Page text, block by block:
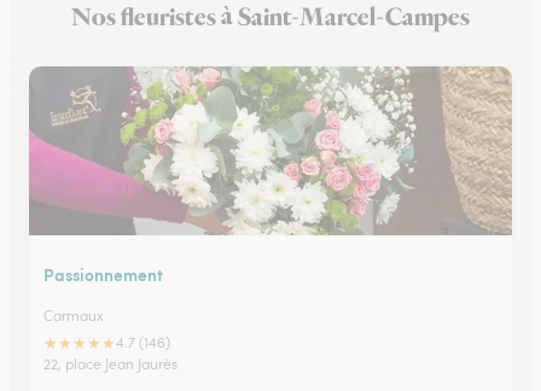
Fleuristes à Murat-sur-Vèbre
Nos fleuristes à Saint-Marcel-Campes
Passionnement
Carmaux
★★★★★4.7 (146)
22, place Jean Jaurès